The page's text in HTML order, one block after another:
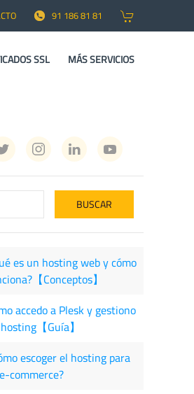
91 186 81 81
SSL MÁS SERVICIOS
es un hosting web y cómo
【Conceptos】
accedo a Plesk y gestiono
【Guía】
escoger el hosting para
commerce?